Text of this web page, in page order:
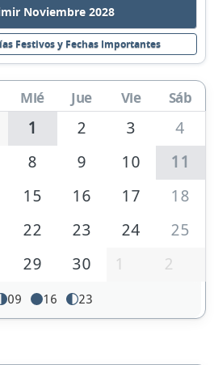
Noviembre 2028
Festivos y Fechas Importantes
Mié Jue Vie Sáb
1 2 3
4
8 9 10
11
15 16 17
18
22 23 24
25
29 30 1 2
09 16 23